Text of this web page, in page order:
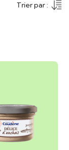
Trier par :